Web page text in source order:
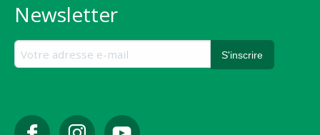
Newsletter